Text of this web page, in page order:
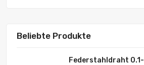
Beliebte Produkte
Federstahldraht 0.1-